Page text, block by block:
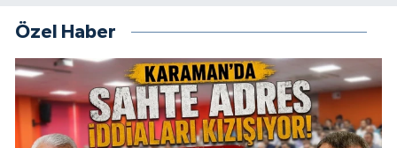
Özel Haber